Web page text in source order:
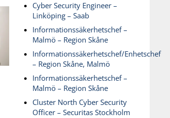
Cyber Security Engineer –
Linköping – Saab
Informationssäkerhetschef –
Malmö – Region Skåne
Informationssäkerhetschef/Enhetschef
– Region Skåne, Malmö
Informationssäkerhetschef –
Malmö – Region Skåne
Cluster North Cyber Security
Officer – Securitas Stockholm